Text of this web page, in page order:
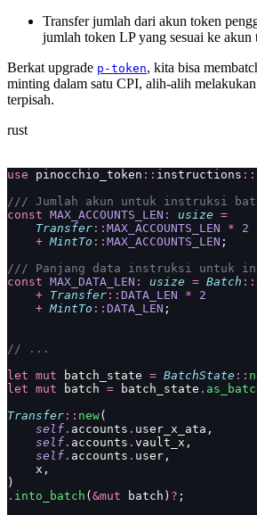
Transfer jumlah dari akun token
jumlah token LP yang sesuai ke akun
Berkat upgrade p-token, kita bisa
minting dalam satu CPI, alih-alih
terpisah.
rust
use pinocchio_token :: instructions ::
/// Jumlah akun untuk instruksi
const MAX_ACCOUNTS_LEN : usize =
    Transfer
:: MAX_ACCOUNTS_LEN * 2
    +
MintTo :: MAX_ACCOUNTS_LEN ;
/// Panjang data instruksi untuk
const MAX_DATA_LEN : usize = Batch ::
    +
Transfer :: DATA_LEN * 2
    +
MintTo :: DATA_LEN ;
// ...
let mut batch_state = BatchState ::
let mut batch = batch_state .
Transfer :: new(
    self
. accounts . user_x_ata,
    self
. accounts . vault_x,
    self
. accounts . user,
    x,
)
. into_batch ( &mut batch) ? ;